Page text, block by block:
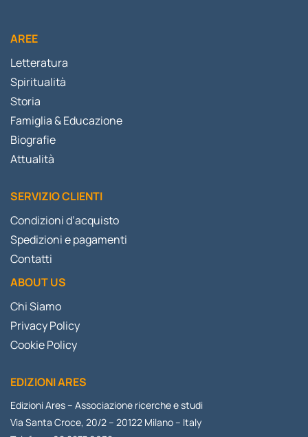
AREE
Letteratura
Spiritualità
Storia
Famiglia & Educazione
Biografie
Attualità
SERVIZIO CLIENTI
Condizioni d’acquisto
Spedizioni e pagamenti
Contatti
ABOUT US
Chi Siamo
Privacy Policy
Cookie Policy
EDIZIONI ARES
Edizioni Ares – Associazione ricerche e studi
Via Santa Croce, 20/2 – 20122 Milano – Italy